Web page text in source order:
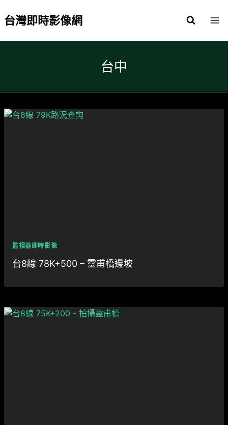
to台灣即時影像網
台中
監視器即時影像
台8線 78K+500 – 靈甫橋邊坡